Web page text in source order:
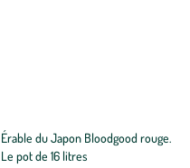
Érable du Japon Bloodgood rouge.
Le pot de 16 litres